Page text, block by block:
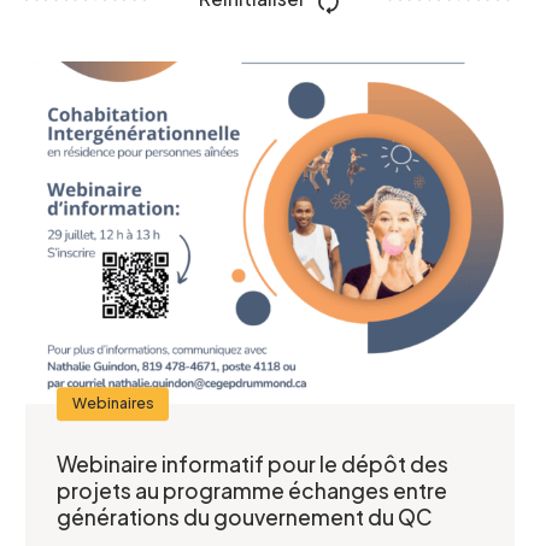
Webinaires
Webinaire informatif pour le dépôt des
projets au programme échanges entre
générations du gouvernement du QC